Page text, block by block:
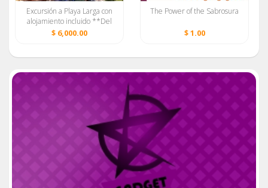
Excursión a Playa Larga con
alojamiento incluido **Del
23 al 25 de julio**
$ 6,000.00
The Power of the Sabrosura
$ 1.00